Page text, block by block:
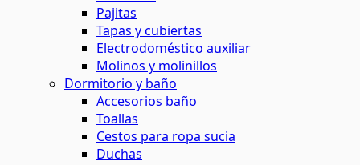
Pajitas
Tapas y cubiertas
Electrodoméstico auxiliar
Molinos y molinillos
Dormitorio y baño
Accesorios baño
Toallas
Cestos para ropa sucia
Duchas